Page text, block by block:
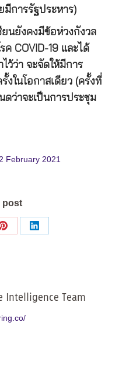
มีการรัฐประหาร)
ยนยังคงมีข้อห่วงกังวล
COVID-19 และได้
ว้ว่า จะจัดให้มีการ
ในโอกาสเดียว (ครั้งที่
ว่าจะเป็นการประชุม
February 2021
post
Share
Share
Intelligence Team